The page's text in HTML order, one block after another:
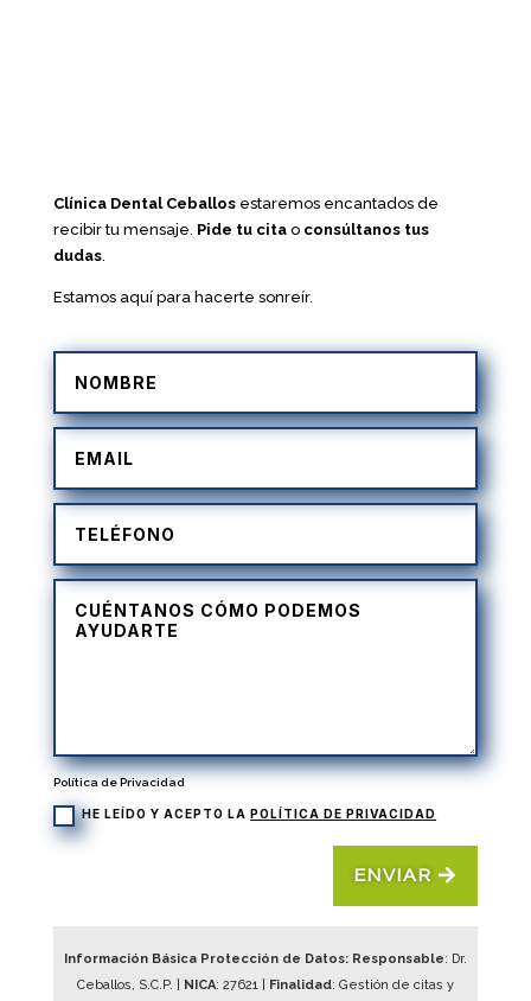
Clínica Dental Ceballosestaremos encantados de
recibir tu mensaje. Pide tu citao consúltanos tus
dudas.
Estamos aquí para hacerte sonreír.
Política de Privacidad
HE LEÍDO Y ACEPTO LA POLÍTICA DE PRIVACIDAD
ENVIAR
Información Básica Protección de Datos: Responsable: Dr.
Ceballos, S.C.P. |
NICA: 27621| Finalidad: Gestión de citas y